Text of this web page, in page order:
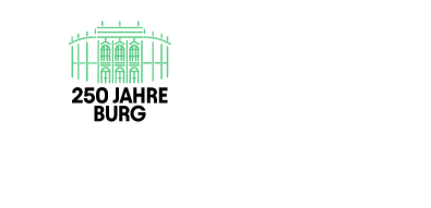
Direkt zum Inhalt